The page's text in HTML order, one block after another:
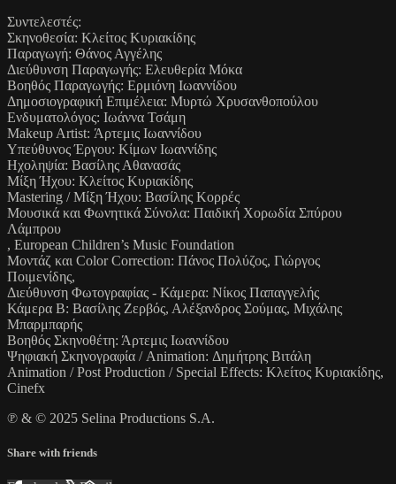
Συντελεστές:
Σκηνοθεσία: Κλείτος Κυριακίδης
Παραγωγή: Θάνος Αγγέλης
Διεύθυνση Παραγωγής: Ελευθερία Μόκα
Βοηθός Παραγωγής: Ερμιόνη Ιωαννίδου
Δημοσιογραφική Επιμέλεια: Μυρτώ Χρυσανθοπούλου
Ενδυματολόγος: Ιωάννα Τσάμη
Makeup Artist: Άρτεμις Ιωαννίδου
Υπεύθυνος Έργου: Κίμων Ιωαννίδης
Ηχοληψία: Βασίλης Αθανασάς
Μίξη Ήχου: Κλείτος Κυριακίδης
Mastering / Μίξη Ήχου: Βασίλης Κορρές
Μουσικά και Φωνητικά Σύνολα: Παιδική Χορωδία Σπύρου
Λάμπρου
, European Children’s Music Foundation
Μοντάζ και Color Correction: Πάνος Πολύζος, Γιώργος
Ποιμενίδης,
Διεύθυνση Φωτογραφίας - Κάμερα: Νίκος Παπαγγελής
Κάμερα Β: Βασίλης Ζερβός, Αλέξανδρος Σούμας, Μιχάλης
Μπαρμπαρής
Βοηθός Σκηνοθέτη: Άρτεμις Ιωαννίδου
Ψηφιακή Σκηνογραφία / Animation: Δημήτρης Βιτάλη
Animation / Post Production / Special Effects: Κλείτος Κυριακίδης,
Cinefx
℗ & © 2025 Selina Productions S.A.
Share with friends